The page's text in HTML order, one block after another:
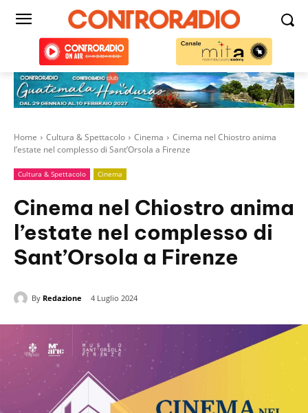
Home Cultura & Spettacolo Cinema
Cinema nel Chiostro anima
l’estate nel complesso di Sant’Orsola a Firenze
Cultura & Spettacolo Cinema
Cinema nel Chiostro anima
l’estate nel complesso di
Sant’Orsola a Firenze
By Redazione 4 Luglio 2024